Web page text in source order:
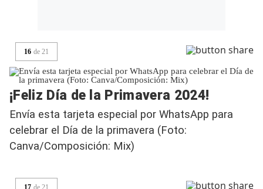
16 de 21
¡Feliz Día de la Primavera 2024!
Envía esta tarjeta especial por WhatsApp para
celebrar el Día de la primavera (Foto:
Canva/Composición: Mix)